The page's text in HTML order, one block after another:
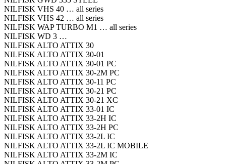
NILFISK VHS 40 … all series
NILFISK VHS 42 … all series
NILFISK WAP TURBO M1 … all series
NILFISK WD 3 …
NILFISK ALTO ATTIX 30
NILFISK ALTO ATTIX 30-01
NILFISK ALTO ATTIX 30-01 PC
NILFISK ALTO ATTIX 30-2M PC
NILFISK ALTO ATTIX 30-11 PC
NILFISK ALTO ATTIX 30-21 PC
NILFISK ALTO ATTIX 30-21 XC
NILFISK ALTO ATTIX 33-01 IC
NILFISK ALTO ATTIX 33-2H IC
NILFISK ALTO ATTIX 33-2H PC
NILFISK ALTO ATTIX 33-2L IC
NILFISK ALTO ATTIX 33-2L IC MOBILE
NILFISK ALTO ATTIX 33-2M IC